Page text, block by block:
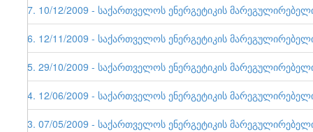
37. 10/12/2009 - საქართველოს ენერგეტიკის
36. 12/11/2009 - საქართველოს ენერგეტიკის
35. 29/10/2009 - საქართველოს ენერგეტიკის
34. 12/06/2009 - საქართველოს ენერგეტიკის
33. 07/05/2009 - საქართველოს ენერგეტიკის